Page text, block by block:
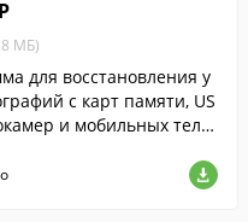
МБ)
для восстановления у
с карт памяти, US
и мобильных теле
файлы, при этом подд
полное восстановление,